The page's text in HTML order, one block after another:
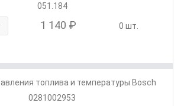
051.184
1 140 ₽ 0 шт.
топлива и температуры Bosch
0281002953